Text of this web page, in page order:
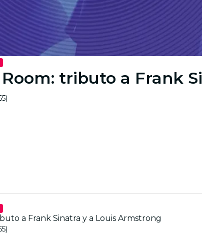
Room: tributo a Frank
a Frank Sinatra y a Louis Armstrong